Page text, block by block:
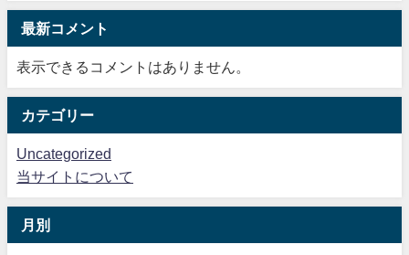
最新コメント
表示できるコメントはありません。
カテゴリー
Uncategorized
当サイトについて
月別